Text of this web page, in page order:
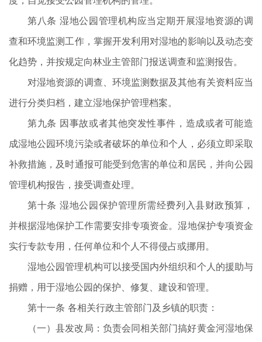
第八条 湿地公园管理机构应当定期开展湿地资源的调
查和环境监测工作，掌握开发利用对湿地的影响以及动态变
化趋势，并按规定向林业主管部门报送调查和监测报告。
对湿地资源的调查、环境监测数据及其他有关资料应当
进行分类归档，建立湿地保护管理档案。
第九条 因事故或者其他突发性事件，造成或者可能造
成湿地公园环境污染或者破坏的单位和个人，必须立即采取
补救措施，及时通报可能受到危害的单位和居民，并向公园
管理机构报告，接受调查处理。
第十条 湿地公园保护管理所需经费列入县财政预算，
并根据湿地保护工作需要安排专项资金。湿地保护专项资金
实行专款专用，任何单位和个人不得侵占或挪用。
湿地公园管理机构可以接受国内外组织和个人的援助与
捐赠，用于湿地公园的保护、修复、建设和管理。
第十一条 各相关行政主管部门及乡镇的职责：
（一）县发改局：负责会同相关部门搞好黄金河湿地保